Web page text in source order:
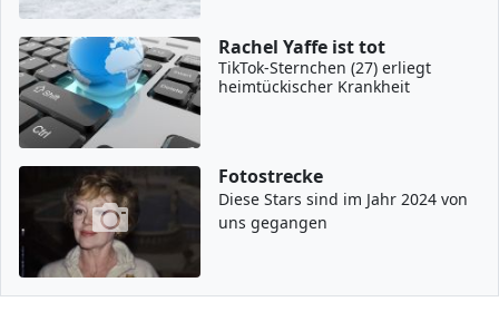
Rachel Yaffe ist tot
TikTok-Sternchen (27) erliegt
heimtückischer Krankheit
Fotostrecke
Diese Stars sind im Jahr 2024 von
uns gegangen